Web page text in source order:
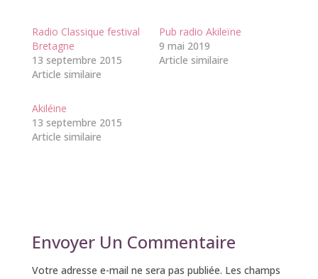
Radio Classique festival
Bretagne
13 septembre 2015
Article similaire
Pub radio Akileïne
9 mai 2019
Article similaire
Akiléine
13 septembre 2015
Article similaire
Envoyer Un Commentaire
Votre adresse e-mail ne sera pas publiée. Les champs